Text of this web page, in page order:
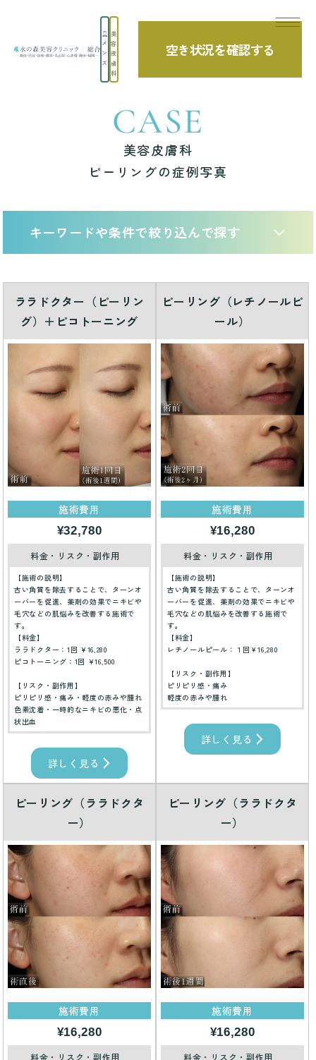
メ
ン
ズ
美
容
皮
膚
科
空き状況を確認する
TOP 症例写真 美容皮膚科 ピーリングの症例写真
CASE
美容皮膚科
ピーリングの症例写真
キーワードや条件で絞り込んで探す
ララドクター（ピーリン
グ）＋ピコトーニング
施術費用
¥32,780
料金・リスク・副作用
【施術の説明】
古い角質を除去することで、ターンオ
ーバーを促進、薬剤の効果でニキビや
毛穴などの肌悩みを改善する施術で
す。
【料金】
ララドクター：1回 ¥16,280
ピコトーニング：1回 ¥16,500
【リスク・副作用】
ピリピリ感・痛み・軽度の赤みや腫れ
色素沈着・一時的なニキビの悪化・点
状出血
詳しく見る
ピーリング（レチノールピ
ール）
施術費用
¥16,280
料金・リスク・副作用
【施術の説明】
古い角質を除去することで、ターンオ
ーバーを促進、薬剤の効果でニキビや
毛穴などの肌悩みを改善する施術で
す。
【料金】
レチノールピール：１回￥16,280
【リスク・副作用】
ピリピリ感・痛み
軽度の赤みや腫れ
詳しく見る
ピーリング（ララドクタ
ー）
施術費用
¥16,280
料金・リスク・副作用
ピーリング（ララドクタ
ー）
施術費用
¥16,280
料金・リスク・副作用